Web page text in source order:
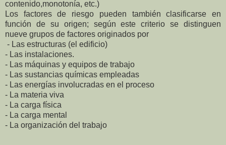
contenido,monotonía, etc.)
Los factores de riesgo pueden también clasificarse en
función de su origen; según este criterio se distinguen
nueve grupos de factores originados por
- Las estructuras (el edificio)
- Las instalaciones.
- Las máquinas y equipos de trabajo
- Las sustancias químicas empleadas
- Las energías involucradas en el proceso
- La materia viva
- La carga física
- La carga mental
- La organización del trabajo